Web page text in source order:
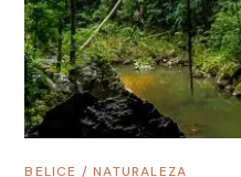
BELICE /NATURALEZA